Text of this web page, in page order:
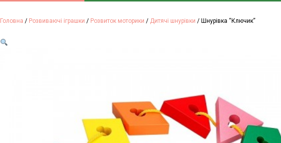
Головна / Розвиваючі іграшки / Розвиток моторики / Дитячі шнурівки / Шнурівка “Ключик”